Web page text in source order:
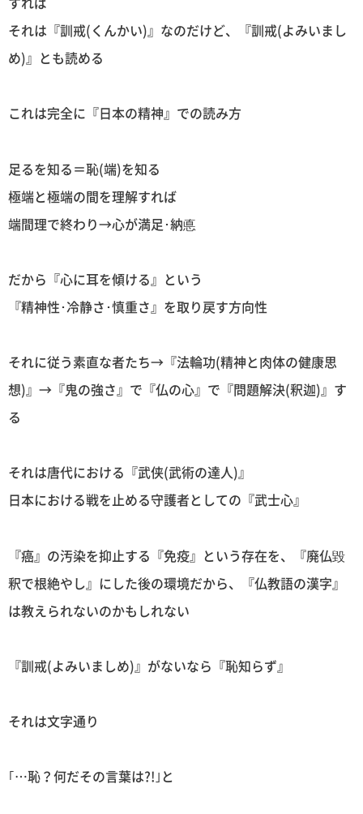
それは『訓戒(くんかい)』なのだけど、『訓戒(よみいまし
め)』とも読める
これは完全に『日本の精神』での読み方
足るを知る＝恥(端)を知る
極端と極端の間を理解すれば
端間理で終わり→心が満足･納悳
だから『心に耳を傾ける』という
『精神性･冷静さ･慎重さ』を取り戻す方向性
それに従う素直な者たち→『法輪功(精神と肉体の健康思
想)』→『鬼の強さ』で『仏の心』で『問題解決(釈迦)』す
る
それは唐代における『武侠(武術の達人)』
日本における戦を止める守護者としての『武士心』
『癌』の汚染を抑止する『免疫』という存在を、『廃仏毀
釈で根絶やし』にした後の環境だから、『仏教語の漢字』
は教えられないのかもしれない
『訓戒(よみいましめ)』がないなら『恥知らず』
それは文字通り
｢…恥？何だその言葉は?!｣と